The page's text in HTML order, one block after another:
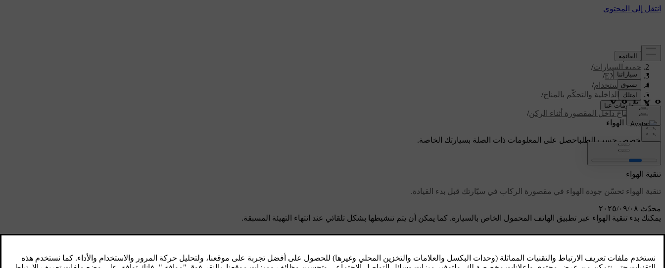
الدعم/
جميع السيارات/
EX90 2026
/
دليل الاستخدام/
الراحة الداخلية والتحكّم بالمناخ/
نظام المناخ
المناخ داخل المقصورة أثناء الركن/
تنقية الهواء
دعم مخصص حسب الطلباحصل على المعلومات ذات الصلة بسيارتك الخاصة.
تسجيل الدخول
محدّث ٠٨‏/٠٩‏/٢٠٢٥
تنقية الهواء
تنقية الهواء تحسّن جودة الهواء في مقصورة الركاب في سيّارتك قبل بدء القيادة.
يمكنك بدء تنقية الهواء عبر تطبيق الهاتف المحمول الخاص بالسيارة. كما يمكن أن يتم تنشيطها بشكل تلقائي عند انتهاء التهيئة المسبقة.